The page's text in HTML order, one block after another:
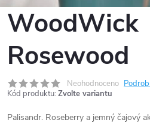
WoodWick
Rosewood
Neohodnoceno
Kód produktu: Zvolte variantu
Palisandr. Roseberry a jemný čajový